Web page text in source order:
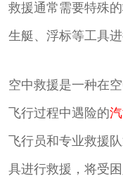
救援通常需要特殊
生艇、浮标等工具
空中救援是一种在
飞行过程中遇险的
飞行员和专业救援
具进行救援，将受